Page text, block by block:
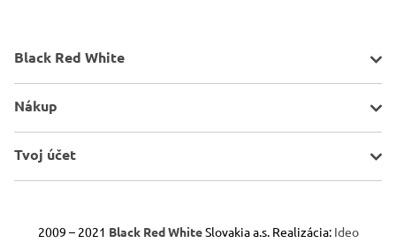
Black Red White
Kontakt
Nákup
Všeobecné informácie
Odstúpenie od zmluvy
Tvoj účet
Reklamácie
2009 – 2021 Black Red WhiteSlovakia a.s. Realizácia: Ideo